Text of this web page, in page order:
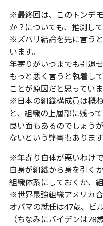
※最終回は、このトンデ
か？についても、推測し
※ズバリ結論を先に言う
います。
年寄りがいつまでも引退
もっと悪く言うと執着し
ことが原因だと思っていま
※日本の組織構成員は概
と、組織の上層部に残っ
良い面もあるのでしょう
ないという弊害もあります
※年寄り自体が悪いわけ
自身が組織から身を引く
組織体系にしておくか、
※世界最強組織アメリカ
オバマの就任は47歳、ビ
（ちなみにバイデンは